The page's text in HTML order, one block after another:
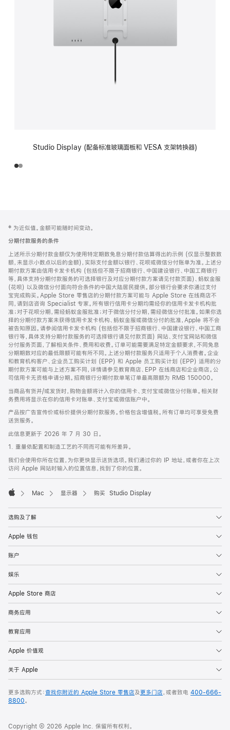
Studio Display (配备标准玻璃面板和 VESA 支架转换器)
页
页
脚
注
‡ 为近似值。金额可能随时间变动。
分期付款服务的条件
上述所示分期付款金额仅为使用特定期数免息分期付款估算得出的示例 (仅显示整数数
额，未显示小数点以后的金额)，实际支付金额以银行、花呗或微信分付账单为准。上述分
期付款方案由信用卡发卡机构 (包括但不限于招商银行、中国建设银行、中国工商银行
等，具体支持分期付款服务的可选择银行及对应分期付款方案请见付款页面)、蚂蚁金服
(花呗) 以及微信分付面向符合条件的中国大陆居民提供。部分银行会要求你通过支付
宝完成购买。Apple Store 零售店的分期付款方案可能与 Apple Store 在线商店不
同，请到店咨询 Specialist 专家。所有银行信用卡分期均需经你的信用卡发卡机构批
准；对于花呗分期，需经蚂蚁金服批准；对于微信分付分期，需经微信分付批准。如果你选
择的分期付款方案未获得信用卡发卡机构、蚂蚁金服或微信分付的批准，Apple 将不会
被告知原因。请参阅信用卡发卡机构 (包括但不限于招商银行、中国建设银行、中国工商
银行等，具体支持分期付款服务的可选择银行请见付款页面) 网站、支付宝网站和微信
分付服务页面，了解相关条件、费用和收费。订单可能需要满足特定金额要求，不同免息
分期期数对应的最低限额可能有所不同。上述分期付款服务只适用于个人消费者。企业
和教育机构客户、企业员工购买计划 (EPP) 和 Apple 员工购买计划 (EPP) 适用的分
期付款方案可能与上述方案不同，详情请参见教育商店、EPP 在线商店和企业商店。公
司信用卡无资格申请分期。招商银行分期付款单笔订单最高限额为 RMB 150000。
当商品有货并/或发货时，购物金额将计入你的信用卡、支付宝或微信分付账单。相关财
务费用将显示在你的信用卡对账单、支付宝或微信账户中。
产品按广告宣传价或标价提供分期付款服务。价格包含增值税。所有订单均可享受免费
送货服务。
此信息更新于 2026 年 7 月 30 日。
1. 重量依配置和制造工艺的不同而可能有所差异。
我们会使用你所在位置，为你更快显示送货选项。我们通过你的 IP 地址，或者你在上次
访问 Apple 网站时输入的位置信息，找到了你的位置。
Mac 显示器 购买 Studio Display
选购及了解
Apple 钱包
账户
娱乐
Apple Store 商店
商务应用
教育应用
Apple 价值观
关于 Apple
更多选购方式：查找你附近的 Apple Store 零售店及更多门店，或者致电 400-666-
8800。
Copyright © 2026 Apple Inc. 保留所有权利。